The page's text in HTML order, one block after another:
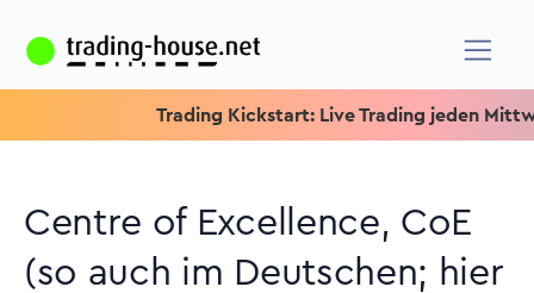
Trading Kickstart: Live Trading jeden Mittwoch
Centre of Excellence, CoE
(so auch im Deutschen; hier